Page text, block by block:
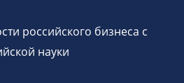
российского бизнеса с
науки